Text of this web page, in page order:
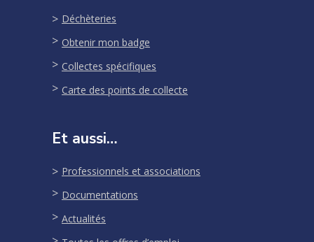
Déchèteries
Obtenir mon badge
Collectes spécifiques
Carte des points de collecte
Et aussi…
Professionnels et associations
Documentations
Actualités